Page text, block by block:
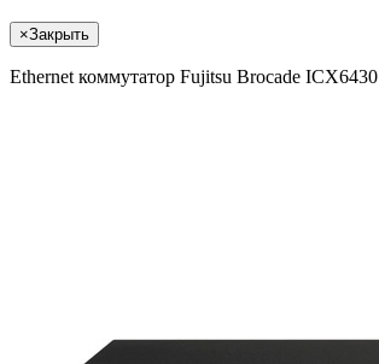
×Закрыть
Ethernet коммутатор Fujitsu Brocade ICX6430